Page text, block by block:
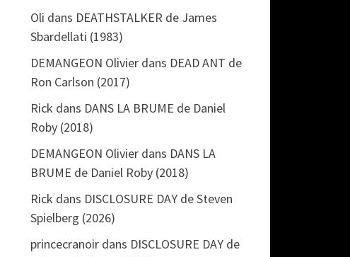
Oli dans DEATHSTALKER de James
Sbardellati (1983)
DEMANGEON Olivier dans DEAD ANT de
Ron Carlson (2017)
Rick dans DANS LA BRUME de Daniel
Roby (2018)
DEMANGEON Olivier dans DANS LA
BRUME de Daniel Roby (2018)
Rick dans DISCLOSURE DAY de Steven
Spielberg (2026)
princecranoir dans DISCLOSURE DAY de